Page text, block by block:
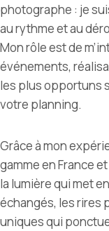
photographe : je
au rythme et au
Mon rôle est de
événements,
les plus opportuns
votre planning.
Grâce à mon
gamme en France
la lumière qui met
échangés, les rires
uniques qui